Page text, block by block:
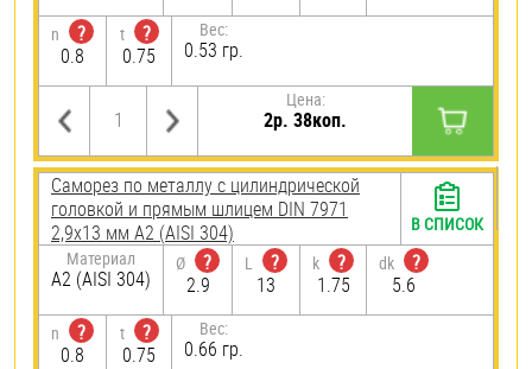
n
?
0.8
t
?
0.75
Вес:
0.53 гр.
Цена:
2р. 38коп.
Саморез по металлу с цилиндрической
головкой и прямым шлицем DIN 7971
2,9х13 мм А2 (AISI 304)
Материал
А2 (AISI 304)
Ø
?
2.9
L
?
13
k
?
1.75
dk
?
5.6
n
?
0.8
t
?
0.75
Вес:
0.66 гр.
В СПИСОК